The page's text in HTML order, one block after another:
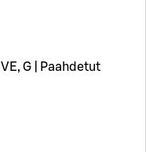
G | Paahdetut